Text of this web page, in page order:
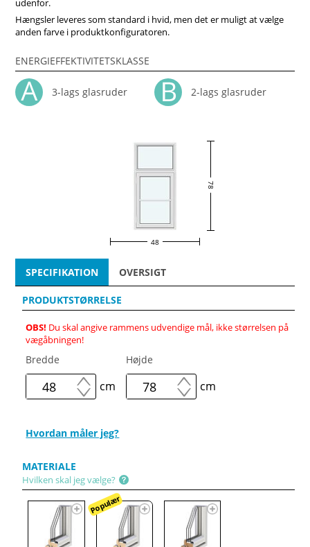
udenfor.
Hængsler leveres som standard i hvid, men det er muligt at vælge
anden farve i produktkonfiguratoren.
ENERGIEFFEKTIVITETSKLASSE
3-lags glasruder 2-lags glasruder
78
48
SPECIFIKATION OVERSIGT
PRODUKTSTØRRELSE
OBS! Du skal angive rammens udvendige mål, ikke størrelsen på
vægåbningen!
Bredde
cm
Højde
cm
Hvordan måler jeg?
MATERIALE
Hvilken skal jeg vælge?
Populær